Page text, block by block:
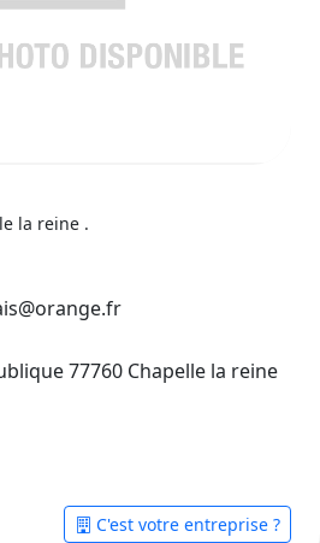
la reine .
77760 Chapelle la reine
C'est votre entreprise ?